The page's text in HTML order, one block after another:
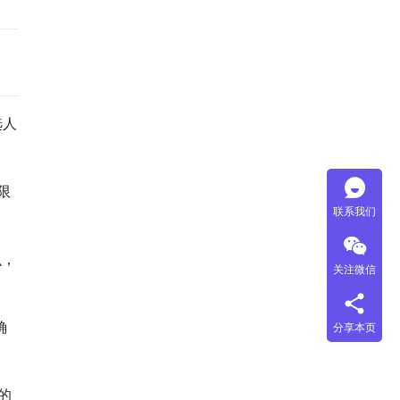
联系我们
关注微信
分享本页